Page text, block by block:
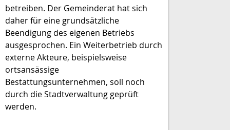
betreiben. Der Gemeinderat hat sich
daher für eine grundsätzliche
Beendigung des eigenen Betriebs
ausgesprochen. Ein Weiterbetrieb durch
externe Akteure, beispielsweise
ortsansässige
Bestattungsunternehmen, soll noch
durch die Stadtverwaltung geprüft
werden.